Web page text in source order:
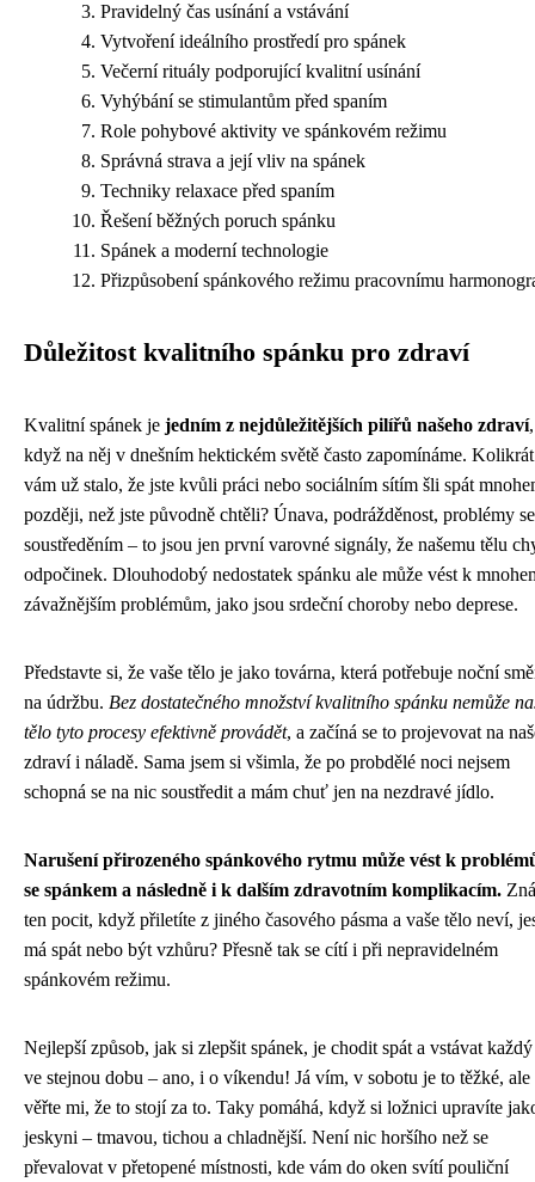
Pravidelný čas usínání a vstávání
Vytvoření ideálního prostředí pro spánek
Večerní rituály podporující kvalitní usínání
Vyhýbání se stimulantům před spaním
Role pohybové aktivity ve spánkovém režimu
Správná strava a její vliv na spánek
Techniky relaxace před spaním
Řešení běžných poruch spánku
Spánek a moderní technologie
Přizpůsobení spánkového režimu pracovnímu
Důležitost kvalitního spánku pro zdraví
Kvalitní spánek je jedním z nejdůležitějších pilířů našeho zdraví
když na něj v dnešním hektickém světě často zapomínáme. Kolikrát
vám už stalo, že jste kvůli práci nebo sociálním sítím šli spát
později, než jste původně chtěli? Únava, podrážděnost, problémy se
soustředěním – to jsou jen první varovné signály, že našemu tělu
odpočinek. Dlouhodobý nedostatek spánku ale může vést k
závažnějším problémům, jako jsou srdeční choroby nebo deprese.
Představte si, že vaše tělo je jako továrna, která potřebuje noční
na údržbu. Bez dostatečného množství kvalitního spánku nemůže
tělo tyto procesy efektivně provádět, a začíná se to projevovat na
zdraví i náladě. Sama jsem si všimla, že po probdělé noci nejsem
schopná se na nic soustředit a mám chuť jen na nezdravé jídlo.
Narušení přirozeného spánkového rytmu může vést k
se spánkem a následně i k dalším zdravotním komplikacím.
ten pocit, když přiletíte z jiného časového pásma a vaše tělo neví,
má spát nebo být vzhůru? Přesně tak se cítí i při nepravidelném
spánkovém režimu.
Nejlepší způsob, jak si zlepšit spánek, je chodit spát a vstávat
ve stejnou dobu – ano, i o víkendu! Já vím, v sobotu je to těžké, ale
věřte mi, že to stojí za to. Taky pomáhá, když si ložnici upravíte
jeskyni – tmavou, tichou a chladnější. Není nic horšího než se
převalovat v přetopené místnosti, kde vám do oken svítí pouliční